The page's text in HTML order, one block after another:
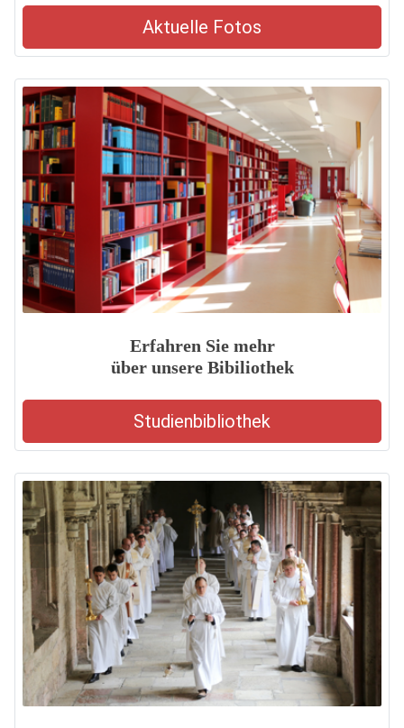
Aktuelle Fotos
Erfahren Sie mehr
über unsere Bibiliothek
Studienbibliothek